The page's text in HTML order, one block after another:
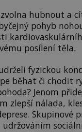
hubnout a
pohyb
posílení těla.
fyzickou
běhat či chodit
Jenom
zlepší nálada,
Skupinové
udržováním